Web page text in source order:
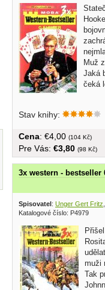
Muž
Jaká
čeká
Stav knihy:
Cena: €4,00 (104 Kč)
Pre Vás: €3,80 (98 Kč)
3x western - bestseller
Spisovatel: Unger Gert Fritz
Katalogové číslo: P4979
muži
Tak